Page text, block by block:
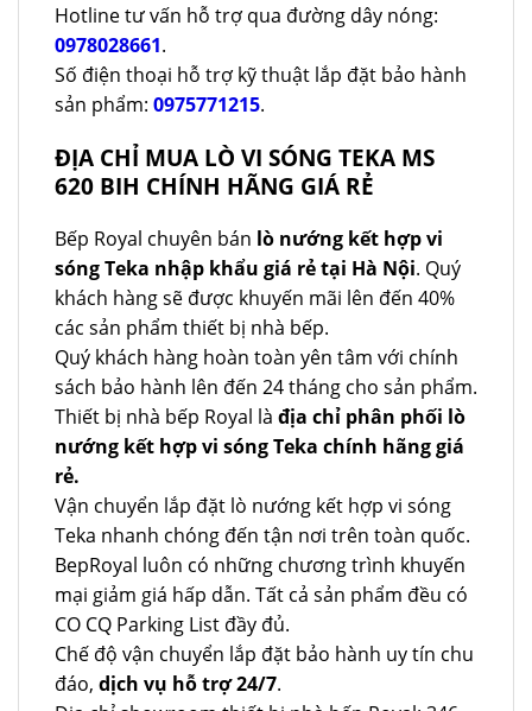
Hotline tư vấn hỗ trợ qua đường dây nóng:
0978028661.
Số điện thoại hỗ trợ kỹ thuật lắp đặt bảo hành
sản phẩm: 0975771215.
ĐỊA CHỈ MUA LÒ VI SÓNG TEKA MS
620 BIH CHÍNH HÃNG GIÁ RẺ
Bếp Royal chuyên bán lò nướng kết hợp vi
sóng Teka nhập khẩu giá rẻ tại Hà Nội. Quý
khách hàng sẽ được khuyến mãi lên đến 40%
các sản phẩm thiết bị nhà bếp.
Quý khách hàng hoàn toàn yên tâm với chính
sách bảo hành lên đến 24 tháng cho sản phẩm.
Thiết bị nhà bếp Royal là địa chỉ phân phối lò
nướng kết hợp vi sóng Teka chính hãng giá
rẻ.
Vận chuyển lắp đặt lò nướng kết hợp vi sóng
Teka nhanh chóng đến tận nơi trên toàn quốc.
BepRoyal luôn có những chương trình khuyến
mại giảm giá hấp dẫn. Tất cả sản phẩm đều có
CO CQ Parking List đầy đủ.
Chế độ vận chuyển lắp đặt bảo hành uy tín chu
đáo, dịch vụ hỗ trợ 24/7.